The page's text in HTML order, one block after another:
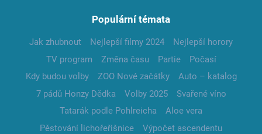
Populární témata
Jak zhubnout Nejlepší filmy 2024
Nejlepší horory
TV program
Změna času Partie
Počasí
Kdy budou volby
ZOO Nové začátky
Auto – katalog
7 pádů Honzy Dědka
Volby 2025
Svařené víno
Tatarák podle Pohlreicha
Aloe vera
Pěstování lichořeřišnice
Výpočet ascendentu